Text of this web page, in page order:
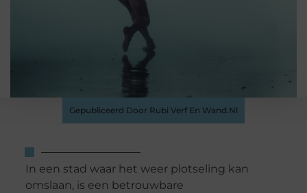
Gepubliceerd Door Rubi Verf En Wand.nl
In een stad waar het weer plotseling kan
omslaan, is een betrouwbare